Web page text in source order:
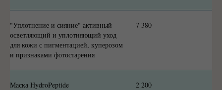
"Уплотнение и сияние" активный
осветляющий и уплотняющий уход
для кожи с пигментацией, куперозом
и признаками фотостарения
7 380
Маска HydroPeptide 2 200